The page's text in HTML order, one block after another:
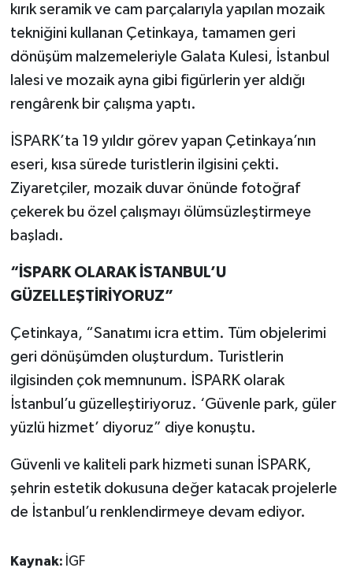
kırık seramik ve cam parçalarıyla yapılan mozaik
tekniğini kullanan Çetinkaya, tamamen geri
dönüşüm malzemeleriyle Galata Kulesi, İstanbul
lalesi ve mozaik ayna gibi figürlerin yer aldığı
rengârenk bir çalışma yaptı.
İSPARK’ta 19 yıldır görev yapan Çetinkaya’nın
eseri, kısa sürede turistlerin ilgisini çekti.
Ziyaretçiler, mozaik duvar önünde fotoğraf
çekerek bu özel çalışmayı ölümsüzleştirmeye
başladı.
“İSPARK OLARAK İSTANBUL’U
GÜZELLEŞTİRİYORUZ”
Çetinkaya, “Sanatımı icra ettim. Tüm objelerimi
geri dönüşümden oluşturdum. Turistlerin
ilgisinden çok memnunum. İSPARK olarak
İstanbul’u güzelleştiriyoruz. ‘Güvenle park, güler
yüzlü hizmet’ diyoruz” diye konuştu.
Güvenli ve kaliteli park hizmeti sunan İSPARK,
şehrin estetik dokusuna değer katacak projelerle
de İstanbul’u renklendirmeye devam ediyor.
Kaynak: İGF